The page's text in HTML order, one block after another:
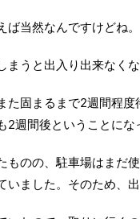
ば当然なんですけどね。
まうと出入り出来なく
た固まるまで2週間程
2週間後ということにな
ものの、駐車場はまだ
いました。そのため、